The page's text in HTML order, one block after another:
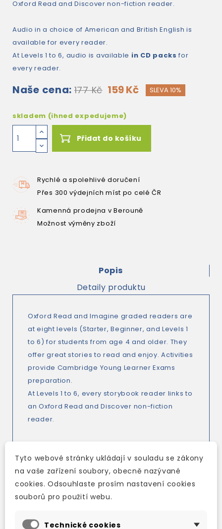
Oxford Read and Discover non-fiction reader.
Audio in a choice of American and British English is
available for every reader.
At Levels 1 to 6, audio is available in CD packs for
every reader.
Naše cena: 177 Kč 159 Kč SLEVA 10%
skladem (ihned expedujeme)
Přidat do košíku
Rychlé a spolehlivé doručení
Přes 300 výdejních míst po celé ČR
Kamenná prodejna v Berouně
Možnost výměny zboží
Popis
Detaily produktu
Oxford Read and Imagine graded readers are
at eight levels (Starter, Beginner, and Levels 1
to 6) for students from age 4 and older. They
offer great stories to read and enjoy. Activities
provide Cambridge Young Learner Exams
preparation.
At Levels 1 to 6, every storybook reader links to
an Oxford Read and Discover non-fiction
reader.
English is available for every reader.
At Levels 1 to 6, audio is availablein CD packs
for every reader.
Ben couldn't wait to play Grandpa's new
Tyto webové stránky ukládají v souladu se zákony
na vaše zařízení soubory, obecně nazývané
cookies. Odsouhlaste prosím nastavení cookies
souborů pro použití webu.
Technické cookies